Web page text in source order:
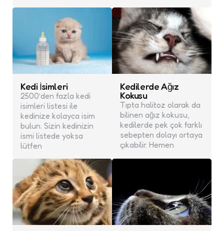
Kedi İsimleri
2500’den fazla kedi
isimleri listesi ile
kedinize kolayca isim
bulun. Sizin kedinizin
ismi listede yoksa
lütfen
Kedilerde Ağız
Kokusu
Tıpta halitoz olarak da
bilinen ağız kokusu,
kedilerde pek çok farklı
sebepten dolayı ortaya
çıkabilir. Hemen